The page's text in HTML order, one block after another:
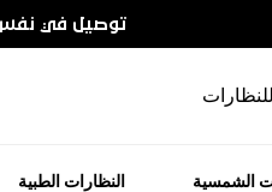
توصيل في نفس
الشمسية النظارات الطبية